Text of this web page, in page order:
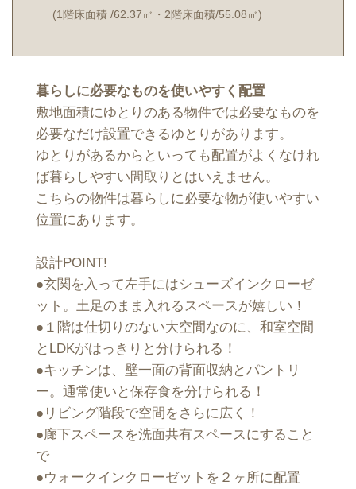
(1階床面積 /62.37㎡・2階床面積/55.08㎡)
暮らしに必要なものを使いやすく配置
敷地面積にゆとりのある物件では必要なものを
必要なだけ設置できるゆとりがあります。
ゆとりがあるからといっても配置がよくなけれ
ば暮らしやすい間取りとはいえません。
こちらの物件は暮らしに必要な物が使いやすい
位置にあります。
設計POINT!
●玄関を入って左手にはシューズインクローゼ
ット。土足のまま入れるスペースが嬉しい！
●１階は仕切りのない大空間なのに、和室空間
とLDKがはっきりと分けられる！
●キッチンは、壁一面の背面収納とパントリ
ー。通常使いと保存食を分けられる！
●リビング階段で空間をさらに広く！
●廊下スペースを洗面共有スペースにすること
で
●ウォークインクローゼットを２ヶ所に配置